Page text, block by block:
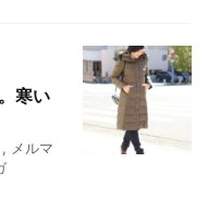
寒い
, メルマ